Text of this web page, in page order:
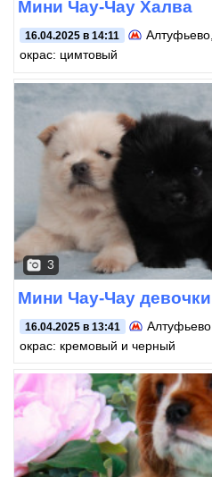
Мини Чау-Чау Халва
16.04.2025 в 14:11 Алтуфьево
окрас: цимтовый
3
Мини Чау-Чау девочки
16.04.2025 в 13:41 Алтуфьево
окрас: кремовый и черный